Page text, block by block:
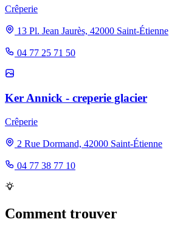
Crêperie
13 Pl. Jean Jaurès, 42000 Saint-Étienne
04 77 25 71 50
Ker Annick - creperie glacier
Crêperie
2 Rue Dormand, 42000 Saint-Étienne
04 77 38 77 10
Comment trouver